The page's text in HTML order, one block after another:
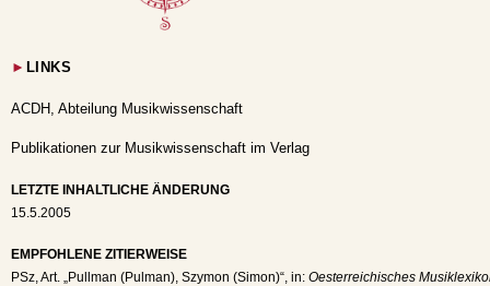
► LINKS
ACDH, Abteilung Musikwissenschaft
Publikationen zur Musikwissenschaft im Verlag
LETZTE INHALTLICHE ÄNDERUNG
15.5.2005
EMPFOHLENE ZITIERWEISE
PSz , Art. „Pullman (Pulman), Szymon (Simon)“, in: Oesterreichisches